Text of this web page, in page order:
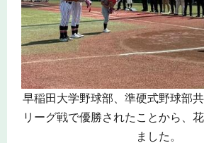
早稲田大学野球部、準硬式野球部
リーグ戦で優勝されたことから、
ました。